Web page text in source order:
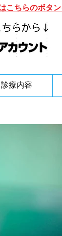
こちらのボタン
診療内容